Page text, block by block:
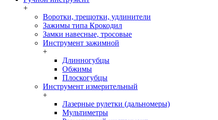
+
Воротки, трещотки, удлинители
Зажимы типа Крокодил
Замки навесные, тросовые
Инструмент зажимной
+
Длинногубцы
Обжимы
Плоскогубцы
Инструмент измерительный
+
Лазерные рулетки (дальномеры)
Мультиметры